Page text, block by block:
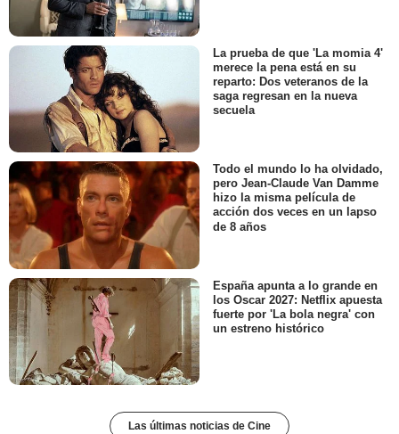
La prueba de que 'La momia 4'
merece la pena está en su
reparto: Dos veteranos de la
saga regresan en la nueva
secuela
Todo el mundo lo ha olvidado,
pero Jean-Claude Van Damme
hizo la misma película de
acción dos veces en un lapso
de 8 años
España apunta a lo grande en
los Oscar 2027: Netflix apuesta
fuerte por 'La bola negra' con
un estreno histórico
Las últimas noticias de Cine